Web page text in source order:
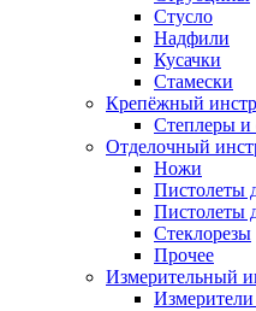
Стусло
Надфили
Кусачки
Стамески
Крепёжный
Степлеры и
Отделочный
Ножи
Пистолеты
Пистолеты
Стеклорезы
Прочее
Измерительный